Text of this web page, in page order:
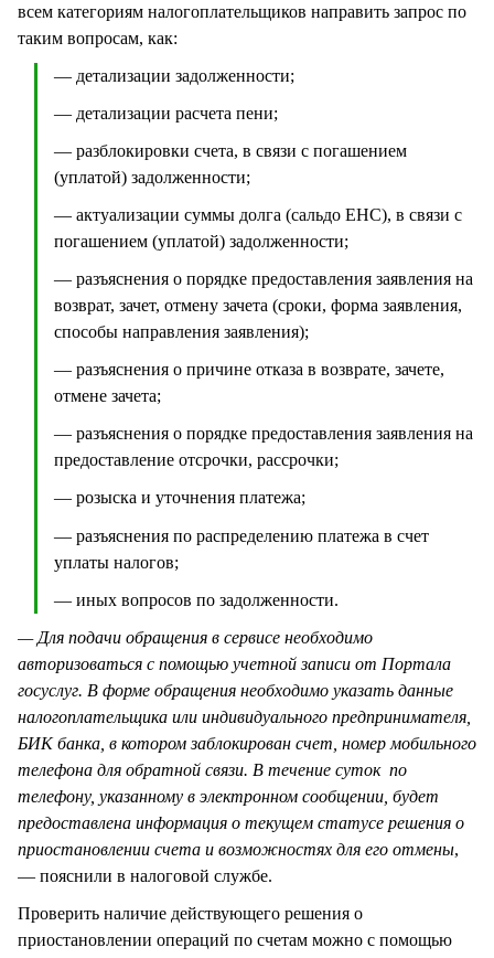
всем категориям налогоплательщиков направить запрос по
таким вопросам, как:
— детализации задолженности;
— детализации расчета пени;
— разблокировки счета, в связи с погашением
(уплатой) задолженности;
— актуализации суммы долга (сальдо ЕНС), в связи с
погашением (уплатой) задолженности;
— разъяснения о порядке предоставления заявления на
возврат, зачет, отмену зачета (сроки, форма заявления,
способы направления заявления);
— разъяснения о причине отказа в возврате, зачете,
отмене зачета;
— разъяснения о порядке предоставления заявления на
предоставление отсрочки, рассрочки;
— розыска и уточнения платежа;
— разъяснения по распределению платежа в счет
уплаты налогов;
— иных вопросов по задолженности.
— Для подачи обращения в сервисе необходимо
авторизоваться с помощью учетной записи от Портала
госуслуг. В форме обращения необходимо указать данные
налогоплательщика или индивидуального предпринимателя,
БИК банка, в котором заблокирован счет, номер мобильного
телефона для обратной связи. В течение суток по
телефону, указанному в электронном сообщении, будет
предоставлена информация о текущем статусе решения о
приостановлении счета и возможностях для его отмены,
— пояснили в налоговой службе.
Проверить наличие действующего решения о
приостановлении операций по счетам можно с помощью